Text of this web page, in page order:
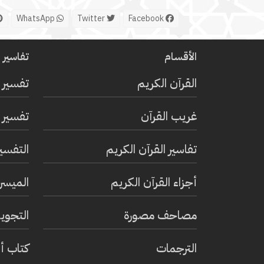
Facebook
Twitter
الأقسام
القرآن الكريم
غريب القرآن
تفاسير القرآن الكريم
أجزاء القرآن الكريم
مصاحف مصورة
الترجمات
تفسير
كتاب